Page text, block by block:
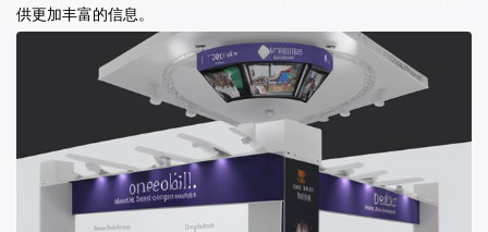
供更加丰富的信息。